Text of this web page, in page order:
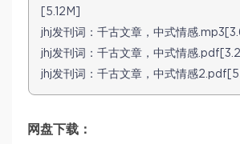
[5.12M]
jhj发刊词：千古文章，中式情感
jhj发刊词：千古文章，中式情感
jhj发刊词：千古文章，中式情感
网盘下载：